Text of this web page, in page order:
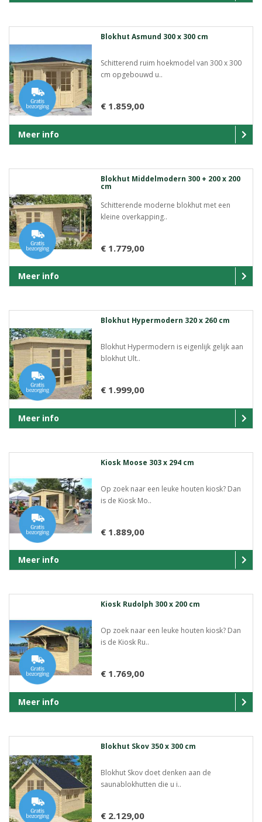
Blokhut Asmund 300 x 300 cm
Schitterend ruim hoekmodel van 300 x 300
cm opgebouwd u..
€ 1.859,00
Meer info
Blokhut Middelmodern 300 + 200 x 200
cm
Schitterende moderne blokhut met een
kleine overkapping..
€ 1.779,00
Meer info
Blokhut Hypermodern 320 x 260 cm
Blokhut Hypermodern is eigenlijk gelijk aan
blokhut Ult..
€ 1.999,00
Meer info
Kiosk Moose 303 x 294 cm
Op zoek naar een leuke houten kiosk? Dan
is de Kiosk Mo..
€ 1.889,00
Meer info
Kiosk Rudolph 300 x 200 cm
Op zoek naar een leuke houten kiosk? Dan
is de Kiosk Ru..
€ 1.769,00
Meer info
Blokhut Skov 350 x 300 cm
Blokhut Skov doet denken aan de
saunablokhutten die u i..
€ 2.129,00